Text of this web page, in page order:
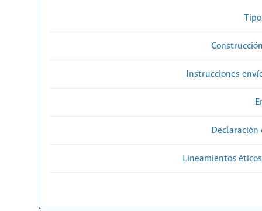
Instrucciones
Lineamientos